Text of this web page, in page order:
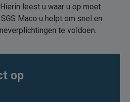
leest u waar u op moet
Maco u helpt om snel en
te voldoen.
op